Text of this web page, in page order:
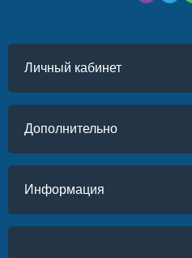
Личный кабинет
Дополнительно
Информация